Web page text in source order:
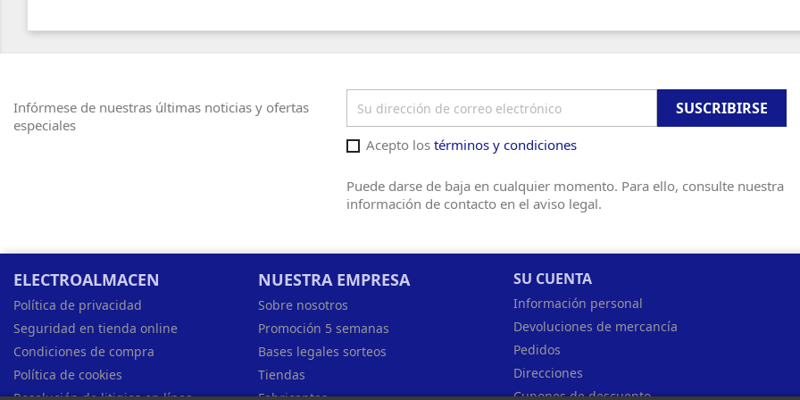
Infórmese de nuestras últimas noticias y ofertas
especiales
Acepto lostérminos y condiciones
Puede darse de baja en cualquier momento. Para ello, consulte nuestra
información de contacto en el aviso legal.
ELECTROALMACEN
Política de privacidad
Seguridad en tienda online
Condiciones de compra
Política de cookies
NUESTRA EMPRESA
Sobre nosotros
Promoción 5 semanas
Bases legales sorteos
Tiendas
SU CUENTA
Información personal
Devoluciones de mercancía
Pedidos
Direcciones
Cupones de descuento